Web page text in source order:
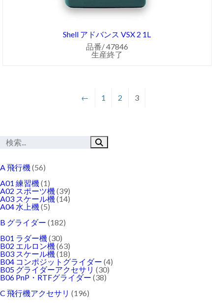
Shell アドバンス VSX 2 1L
品番/ 47846
生産終了
← 1 2 3
A 飛行機(56)
A01 練習機(1)
A02 スポーツ機(39)
A03 スケール機(14)
A04 水上機(5)
B グライダー (182)
B01 ラダー機(30)
B02 エルロン機(63)
B03 スケール機(18)
B04 コンポジットグライダー (4)
B05 グライダーアクセサリ (30)
B06 PnP・RTFグライダー (38)
C 飛行機アクセサリ (196)